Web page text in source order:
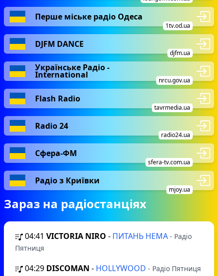
Перше міське радіо Одеса
1tv.od.ua
DJFM DANCE
djfm.ua
Українське Радіо -
International
nrcu.gov.ua
Flash Radio
tavrmedia.ua
Radio 24
radio24.ua
Сфера-ФМ
sfera-tv.com.ua
Радіо з Криївки
mjoy.ua
Зараз на радіостанціях
04:41 VICTORIA NIRO - ПИТАНЬ НЕМА - Радіо
Пятниця
04:29 DISCOMAN - HOLLYWOOD - Радіо Пятниця